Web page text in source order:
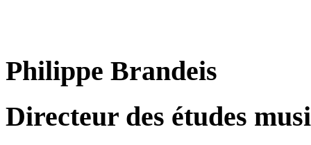
Philippe Brandeis
Directeur des études